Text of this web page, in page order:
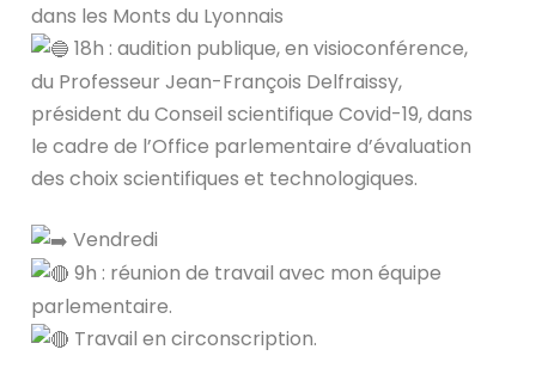
dans les Monts du Lyonnais
18h : audition publique, en visioconférence,
du Professeur Jean-François Delfraissy,
président du Conseil scientifique Covid-19, dans
le cadre de l’Office parlementaire d’évaluation
des choix scientifiques et technologiques.
Vendredi
9h : réunion de travail avec mon équipe
parlementaire.
Travail en circonscription.